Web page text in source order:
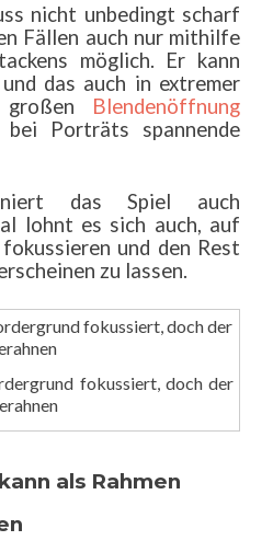
nicht unbedingt scharf
Fällen auch nur mithilfe
möglich. Er kann
das auch in extremer
Blendenöffnung
bei Porträts spannende
das Spiel auch
lohnt es sich auch, auf
und den Rest
zu lassen.
fokussiert, doch der
als Rahmen